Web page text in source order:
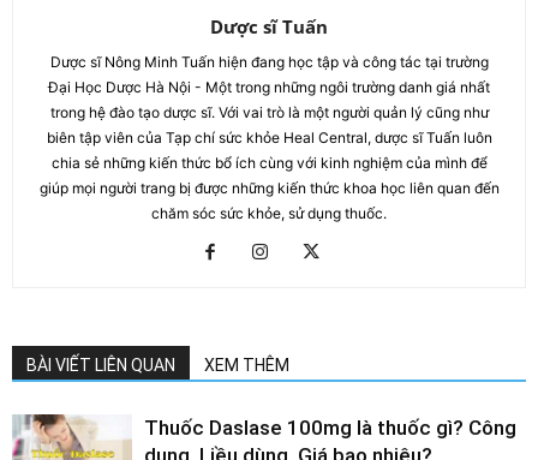
Dược sĩ Tuấn
Dược sĩ Nông Minh Tuấn hiện đang học tập và công tác tại trường
Đại Học Dược Hà Nội - Một trong những ngôi trường danh giá nhất
trong hệ đào tạo dược sĩ. Với vai trò là một người quản lý cũng như
biên tập viên của Tạp chí sức khỏe Heal Central, dược sĩ Tuấn luôn
chia sẻ những kiến thức bổ ích cùng với kinh nghiệm của mình để
giúp mọi người trang bị được những kiến thức khoa học liên quan đến
chăm sóc sức khỏe, sử dụng thuốc.
BÀI VIẾT LIÊN QUAN XEM THÊM
Thuốc Daslase 100mg là thuốc gì? Công
dụng, Liều dùng, Giá bao nhiêu?